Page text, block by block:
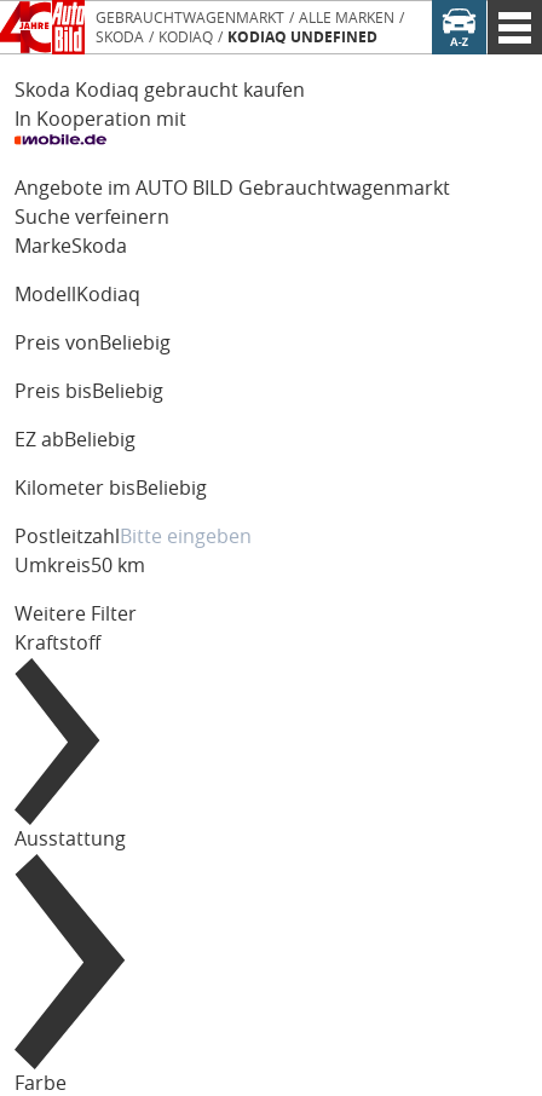
GEBRAUCHTWAGENMARKT
ALLE MARKEN
SKODA
KODIAQ KODIAQ UNDEFINED
Skoda Kodiaq gebraucht kaufen
In Kooperation mit
Angebote im AUTO BILD Gebrauchtwagenmarkt
Suche verfeinern
MarkeSkoda
Modell Kodiaq
Preis von Beliebig
Preis bis Beliebig
EZ ab Beliebig
Kilometer bis Beliebig
Postleitzahl
Umkreis50 km
Weitere Filter
Kraftstoff
Ausstattung
Farbe